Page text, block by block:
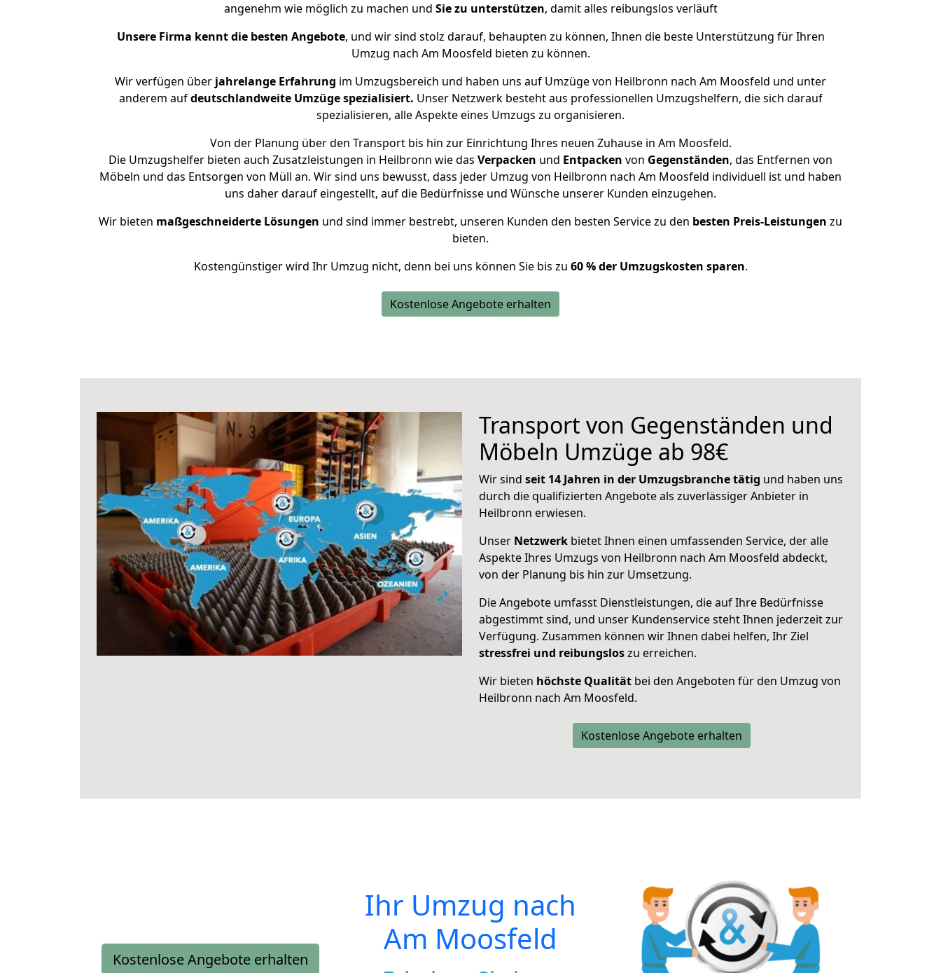
angenehm wie möglich zu machen und Sie zu unterstützen, damit alles reibungslos verläuft
Unsere Firma kennt die besten Angebote, und wir sind stolz darauf, behaupten zu können, Ihnen die beste Unterstützung für Ihren
Umzug nach Am Moosfeld bieten zu können.
Wir verfügen über jahrelange Erfahrung im Umzugsbereich und haben uns auf Umzüge von Heilbronn nach Am Moosfeld und unter
anderem aufdeutschlandweite Umzüge spezialisiert. Unser Netzwerk besteht aus professionellen Umzugshelfern, die sich darauf
spezialisieren, alle Aspekte eines Umzugs zu organisieren.
Von der Planung über den Transport bis hin zur Einrichtung Ihres neuen Zuhause in Am Moosfeld.
Die Umzugshelfer bieten auch Zusatzleistungen in Heilbronn wie das Verpacken und Entpacken von Gegenständen, das Entfernen von
Möbeln und das Entsorgen von Müll an. Wir sind uns bewusst, dass jeder Umzug von Heilbronn nach Am Moosfeld individuell ist und haben
uns daher darauf eingestellt, auf die Bedürfnisse und Wünsche unserer Kunden einzugehen.
Wir bieten maßgeschneiderte Lösungen und sind immer bestrebt, unseren Kunden den besten Service zu den besten Preis-Leistungen zu
bieten.
Kostengünstiger wird Ihr Umzug nicht, denn bei uns können Sie bis zu 60 % der Umzugskosten sparen.
Kostenlose Angebote erhalten
Transport von Gegenständen und
Möbeln Umzüge ab 98€
Wir sind seit 14 Jahren in der Umzugsbranche tätig und haben uns
durch die qualifizierten Angebote als zuverlässiger Anbieter in
Heilbronn erwiesen.
Unser Netzwerk bietet Ihnen einen umfassenden Service, der alle
Aspekte Ihres Umzugs von Heilbronn nach Am Moosfeld abdeckt,
von der Planung bis hin zur Umsetzung.
Die Angebote umfasst Dienstleistungen, die auf Ihre Bedürfnisse
abgestimmt sind, und unser Kundenservice steht Ihnen jederzeit zur
Verfügung. Zusammen können wir Ihnen dabei helfen, Ihr Ziel
stressfrei und reibungsloszu erreichen.
Wir bieten höchste Qualität bei den Angeboten für den Umzug von
Heilbronn nach Am Moosfeld.
Kostenlose Angebote erhalten
Kostenlose Angebote erhalten
Ihr Umzug nach
Am Moosfeld